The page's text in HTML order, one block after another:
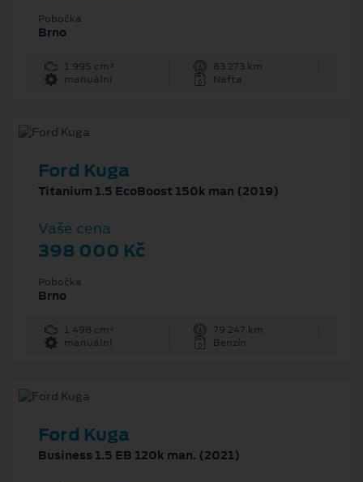
Pobočka
Brno
1 995 cm³
83 273 km
manuální
Nafta
Ford Kuga
Titanium 1.5 EcoBoost 150k man (2019)
Vaše cena
398 000 Kč
Pobočka
Brno
1 498 cm³
79 247 km
manuální
Benzín
Ford Kuga
Business 1.5 EB 120k man. (2021)